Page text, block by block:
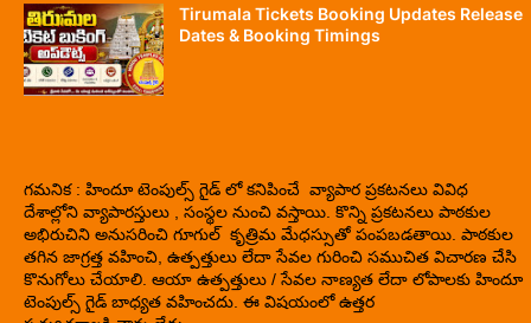
Tirumala Tickets Booking Updates Release
Dates & Booking Timings
గమనిక : హిందూ టెంపుల్స్ గైడ్ లో కనిపించే వ్యాపార ప్రకటనలు వివిధ
దేశాల్లోని వ్యాపారస్తులు , సంస్థల నుంచి వస్తాయి. కొన్ని ప్రకటనలు పాఠకుల
అభిరుచిని అనుసరించి గూగుల్ కృత్రిమ మేధస్సుతో పంపబడతాయి. పాఠకుల
తగిన జాగ్రత్త వహించి, ఉత్పత్తులు లేదా సేవల గురించి సముచిత విచారణ చేసి
కొనుగోలు చేయాలి. ఆయా ఉత్పత్తులు / సేవల నాణ్యత లేదా లోపాలకు హిందూ
టెంపుల్స్ గైడ్ బాధ్యత వహించదు. ఈ విషయంలో ఉత్తర